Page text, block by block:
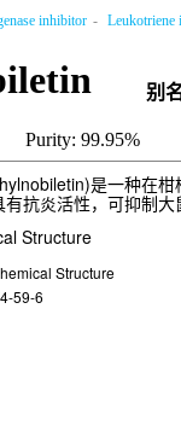
inhibitor - Leukotriene
别
Purity: 99.95%
是一种在
抗炎活性，可抑制大
Structure
59-6